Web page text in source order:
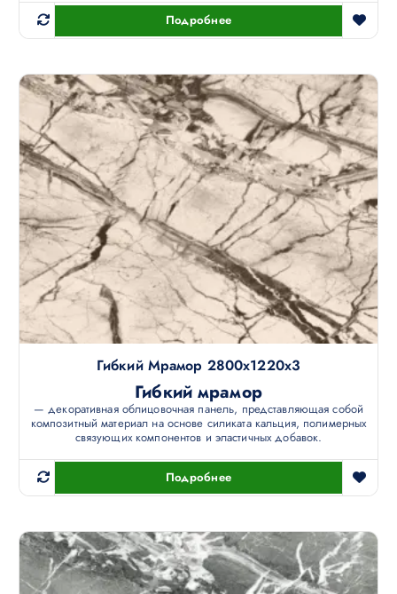
Подробнее
Гибкий Мрамор 2800х1220х3
Гибкий мрамор
— декоративная облицовочная панель, представляющая собой
композитный материал на основе силиката кальция, полимерных
связующих компонентов и эластичных добавок.
Подробнее